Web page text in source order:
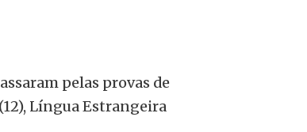
pelas provas de
Língua Estrangeira